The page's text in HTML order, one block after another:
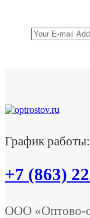
График
+7 (863)
ООО «Оптово-